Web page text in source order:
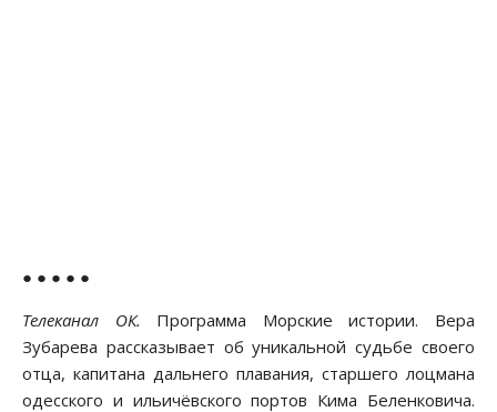
● ● ● ● ●
Телеканал ОК. Программа Морские истории. Вера
Зубарева рассказывает об уникальной судьбе своего
отца, капитана дальнего плавания, старшего лоцмана
одесского и ильичёвского портов Кима Беленковича.